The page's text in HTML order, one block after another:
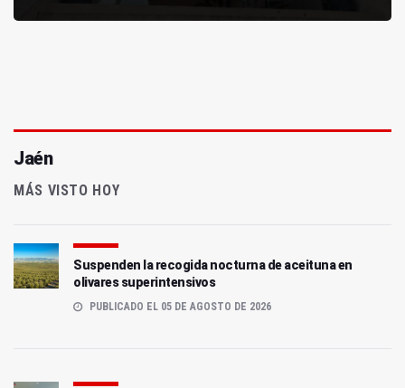
Jaén
MÁS VISTO HOY
Suspenden la recogida nocturna de aceituna en
olivares superintensivos
PUBLICADO EL 05 DE AGOSTO DE 2026